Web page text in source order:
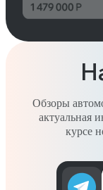
Обзоры
актуальная
курсе